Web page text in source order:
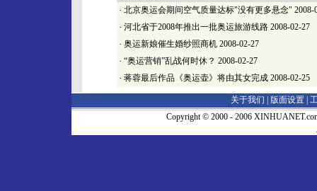
· 北京奥运会期间空气质量达标"没有更多悬念" 2008-
· 河北省于2008年推出一批奥运旅游线路 2008-02-27
· 奥运新娘催生婚纱照商机 2008-02-27
· “奥运营销”乱战何时休？ 2008-02-27
· 蒋蓉最后作品《奥运壶》将由其女完成 2008-02-25
关于我们 | 版面设置
Copyright © 2000 - 2006